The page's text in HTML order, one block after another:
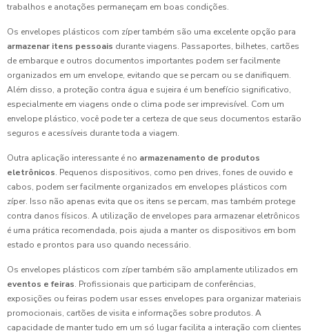
trabalhos e anotações permaneçam em boas condições.
Os envelopes plásticos com zíper também são uma excelente opção para
armazenar itens pessoais durante viagens. Passaportes, bilhetes, cartões
de embarque e outros documentos importantes podem ser facilmente
organizados em um envelope, evitando que se percam ou se danifiquem.
Além disso, a proteção contra água e sujeira é um benefício significativo,
especialmente em viagens onde o clima pode ser imprevisível. Com um
envelope plástico, você pode ter a certeza de que seus documentos estarão
seguros e acessíveis durante toda a viagem.
Outra aplicação interessante é no armazenamento de produtos
eletrônicos. Pequenos dispositivos, como pen drives, fones de ouvido e
cabos, podem ser facilmente organizados em envelopes plásticos com
zíper. Isso não apenas evita que os itens se percam, mas também protege
contra danos físicos. A utilização de envelopes para armazenar eletrônicos
é uma prática recomendada, pois ajuda a manter os dispositivos em bom
estado e prontos para uso quando necessário.
Os envelopes plásticos com zíper também são amplamente utilizados em
eventos e feiras. Profissionais que participam de conferências,
exposições ou feiras podem usar esses envelopes para organizar materiais
promocionais, cartões de visita e informações sobre produtos. A
capacidade de manter tudo em um só lugar facilita a interação com clientes